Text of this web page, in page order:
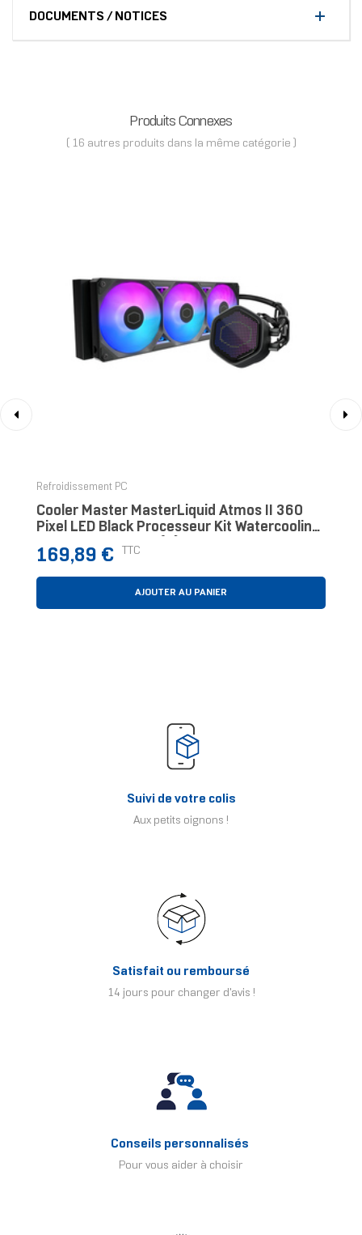
DOCUMENTS / NOTICES
Produits Connexes
( 16 autres produits dans la même catégorie )
Refroidissement PC
Cooler Master MasterLiquid Atmos II 360
Pixel LED Black Processeur Kit Watercooling
12 Cm Noir 1 Pièce(s)
Prix
169,89 € TTC
AJOUTER AU PANIER
Suivi de votre colis
Aux petits oignons !
Satisfait ou remboursé
14 jours pour changer d'avis !
Conseils personnalisés
Pour vous aider à choisir